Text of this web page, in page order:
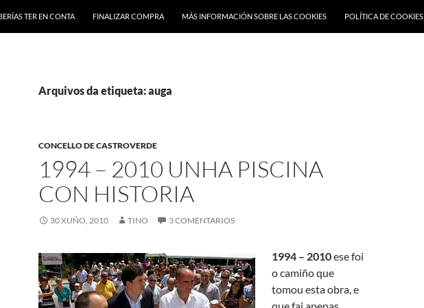
TER EN CONTA FINALIZAR COMPRA MÁS INFORMACIÓN SOBRE LAS COOKIES POLÍTICA DE COOKIES
Arquivos da etiqueta: auga
CONCELLO DE CASTROVERDE
1994 – 2010 UNHA PISCINA
CON HISTORIA
30 XUÑO, 2010 TINO 3 COMENTARIOS
1994 – 2010ese foi
o camiño que
tomou esta obra, e